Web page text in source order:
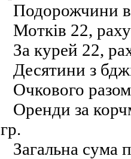
Подорожчини
Мотків 22,
За курей 22,
Десятини з
Очкового
Оренди за
гр.
Загальна сума